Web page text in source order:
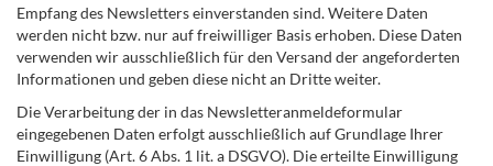
Empfang des Newsletters einverstanden sind. Weitere Daten
werden nicht bzw. nur auf freiwilliger Basis erhoben. Diese Daten
verwenden wir ausschließlich für den Versand der angeforderten
Informationen und geben diese nicht an Dritte weiter.
Die Verarbeitung der in das Newsletteranmeldeformular
eingegebenen Daten erfolgt ausschließlich auf Grundlage Ihrer
Einwilligung (Art. 6 Abs. 1 lit. a DSGVO). Die erteilte Einwilligung